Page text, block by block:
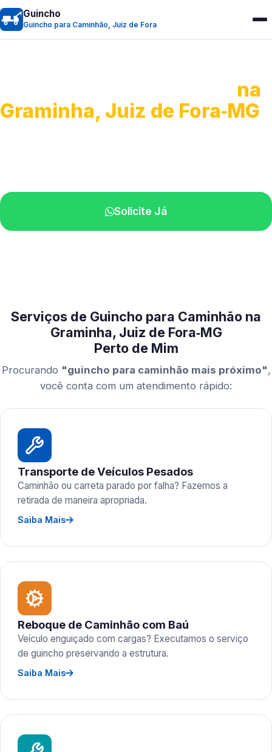
Guincho
Guincho para Caminhão, Juiz de Fora
na
Graminha, Juiz de Fora‑MG
Solicite Já
Serviços de Guincho para Caminhão na
Graminha, Juiz de Fora‑MG
Perto de Mim
Procurando "guincho para caminhão mais próximo",
você conta com um atendimento rápido:
Transporte de Veículos Pesados
Caminhão ou carreta parado por falha? Fazemos a
retirada de maneira apropriada.
Saiba Mais
Reboque de Caminhão com Baú
Veículo enguiçado com cargas? Executamos o serviço
de guincho preservando a estrutura.
Saiba Mais